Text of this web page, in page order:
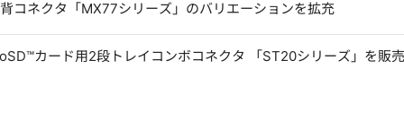
コネクタ「MX77シリーズ」のバリエーションを拡充
カード用2段トレイコンボコネクタ 「ST20シリーズ」を販